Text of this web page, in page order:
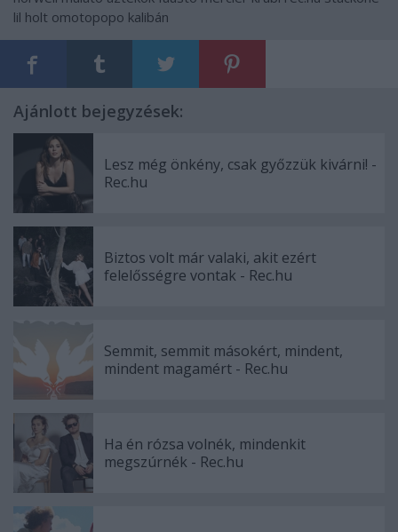
lil holt omotopopo kalibán
Ajánlott bejegyzések:
Lesz még önkény, csak győzzük kivárni! -
Rec.hu
Biztos volt már valaki, akit ezért
felelősségre vontak - Rec.hu
Semmit, semmit másokért, mindent,
mindent magamért - Rec.hu
Ha én rózsa volnék, mindenkit
megszúrnék - Rec.hu